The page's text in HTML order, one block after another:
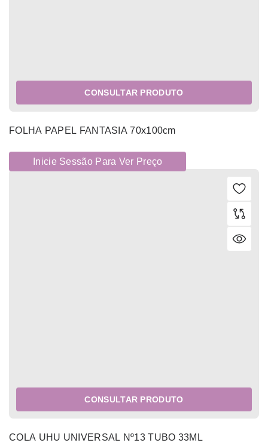
CONSULTAR PRODUTO
FOLHA PAPEL FANTASIA 70x100cm
Inicie Sessão Para Ver Preço
CONSULTAR PRODUTO
COLA UHU UNIVERSAL Nº13 TUBO 33ML